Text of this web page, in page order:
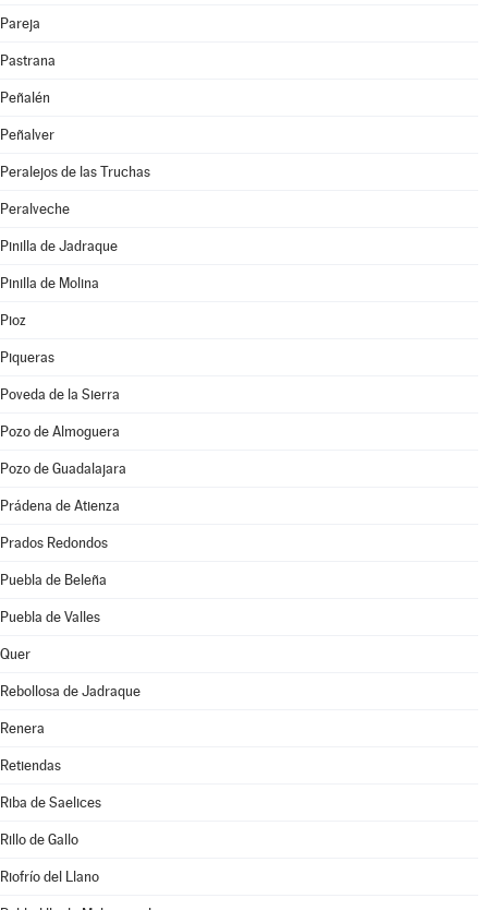
Pareja
Pastrana
Peñalén
Peñalver
Peralejos de las Truchas
Peralveche
Pinilla de Jadraque
Pinilla de Molina
Pioz
Piqueras
Poveda de la Sierra
Pozo de Almoguera
Pozo de Guadalajara
Prádena de Atienza
Prados Redondos
Puebla de Beleña
Puebla de Valles
Quer
Rebollosa de Jadraque
Renera
Retiendas
Riba de Saelices
Rillo de Gallo
Riofrío del Llano